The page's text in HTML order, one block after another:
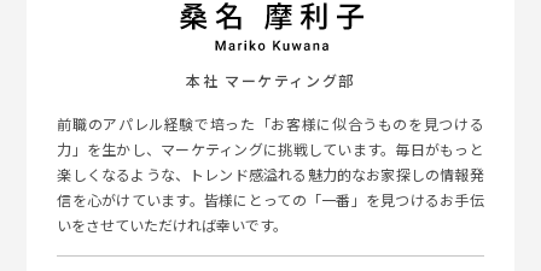
本社 マーケティング部
前職のアパレル経験で培った「お客様に似合うものを見つける
力」を生かし、マーケティングに挑戦しています。毎日がもっと
楽しくなるような、トレンド感溢れる魅力的なお家探しの情報発
信を心がけています。皆様にとっての「一番」を見つけるお手伝
いをさせていただければ幸いです。